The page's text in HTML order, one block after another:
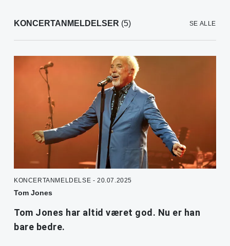
KONCERTANMELDELSER (5) SE ALLE
KONCERTANMELDELSE - 20.07.2025
Tom Jones
Tom Jones har altid været god. Nu er han
bare bedre.